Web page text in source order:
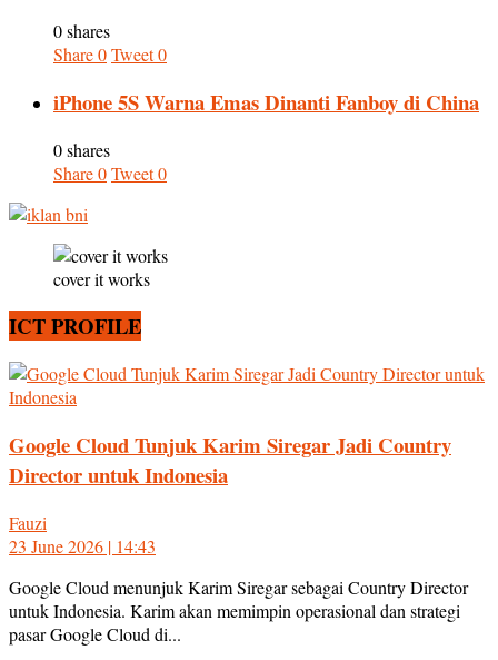
0 shares
Share0Tweet0
iPhone 5S Warna Emas Dinanti Fanboy di China
0 shares
Share0Tweet0
cover it works
ICT PROFILE
Google Cloud Tunjuk Karim Siregar Jadi Country
Director untuk Indonesia
Fauzi
23 June 2026 | 14:43
Google Cloud menunjuk Karim Siregar sebagai Country Director
untuk Indonesia. Karim akan memimpin operasional dan strategi
pasar Google Cloud di...